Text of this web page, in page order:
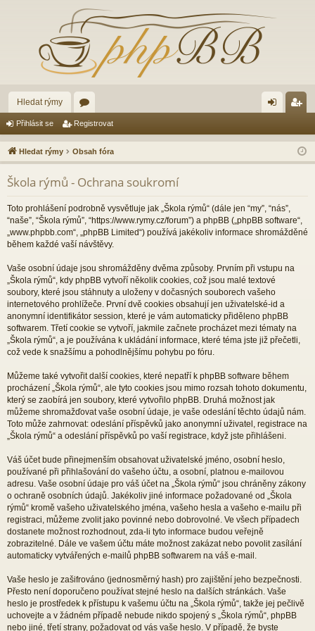
Hledat rýmy
ór
a lá
sit
ist
ro
Přihlásit se Registrovat
Hledat rýmy Obsah fóra
Škola rýmů - Ochrana soukromí
Toto prohlášení podrobně vysvětluje jak „Škola rýmů“ (dále jen “my”, “nás”,
“naše”, “Škola rýmů”, “https://www.rymy.cz/forum”) a phpBB („phpBB software“,
„www.phpbb.com“, „phpBB Limited“) používá jakékoliv informace shromážděné
během každé vaší návštěvy.
Vaše osobní údaje jsou shromážděny dvěma způsoby. Prvním při vstupu na
„Škola rýmů“, kdy phpBB vytvoří několik cookies, což jsou malé textové
soubory, které jsou stáhnuty a uloženy v dočasných souborech vašeho
internetového prohlížeče. První dvě cookies obsahují jen uživatelské-id a
anonymní identifikátor session, které je vám automaticky přiděleno phpBB
softwarem. Třetí cookie se vytvoří, jakmile začnete procházet mezi tématy na
„Škola rýmů“, a je používána k ukládání informace, které téma jste již přečetli,
což vede k snažšímu a pohodlnějšímu pohybu po fóru.
Můžeme také vytvořit další cookies, které nepatří k phpBB software během
procházení „Škola rýmů“, ale tyto cookies jsou mimo rozsah tohoto dokumentu,
který se zaobírá jen soubory, které vytvořilo phpBB. Druhá možnost jak
můžeme shromažďovat vaše osobní údaje, je vaše odeslání těchto údajů nám.
Toto může zahrnovat: odeslání příspěvků jako anonymní uživatel, registrace na
„Škola rýmů“ a odeslání příspěvků po vaší registrace, když jste přihlášeni.
Váš účet bude přinejmenším obsahovat uživatelské jméno, osobní heslo,
používané při přihlašování do vašeho účtu, a osobní, platnou e-mailovou
adresu. Vaše osobní údaje pro váš účet na „Škola rýmů“ jsou chráněny zákony
o ochraně osobních údajů. Jakékoliv jiné informace požadované od „Škola
rýmů“ kromě vašeho uživatelského jména, vašeho hesla a vašeho e-mailu při
registraci, můžeme zvolit jako povinné nebo dobrovolné. Ve všech případech
dostanete možnost rozhodnout, zda-li tyto informace budou veřejně
zobrazitelné. Dále ve vašem účtu máte možnost zakázat nebo povolit zasílání
automaticky vytvářených e-mailů phpBB softwarem na váš e-mail.
Vaše heslo je zašifrováno (jednosměrný hash) pro zajištění jeho bezpečnosti.
Přesto není doporučeno používat stejné heslo na dalších stránkách. Vaše
heslo je prostředek k přístupu k vašemu účtu na „Škola rýmů“, takže jej pečlivě
uchovejte a v žádném případě nebude nikdo spojený s „Škola rýmů“, phpBB
nebo jiné, třetí strany, požadovat od vás vaše heslo. V případě, že byste